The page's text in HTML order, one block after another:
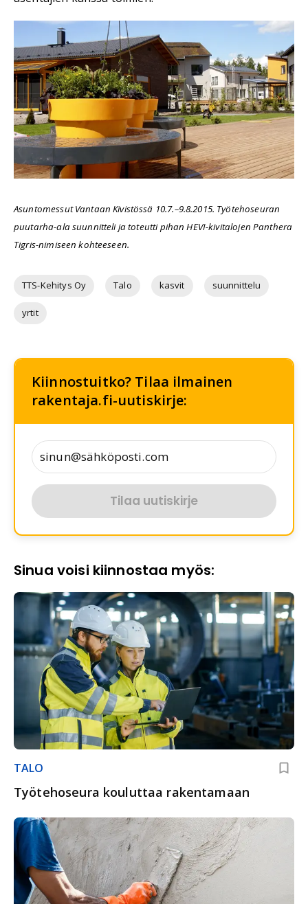
Asuntomessut Vantaan Kivistössä 10.7.–9.8.2015. Työtehoseuran
puutarha-ala suunnitteli ja toteutti pihan HEVI-kivitalojen Panthera
Tigris-nimiseen kohteeseen.
TTS-Kehitys Oy Talo kasvit suunnittelu
yrtit
Kiinnostuitko? Tilaa ilmainen
rakentaja.fi-uutiskirje:
Tilaa uutiskirje
Sinua voisi kiinnostaa myös:
TALO
Työtehoseura kouluttaa rakentamaan